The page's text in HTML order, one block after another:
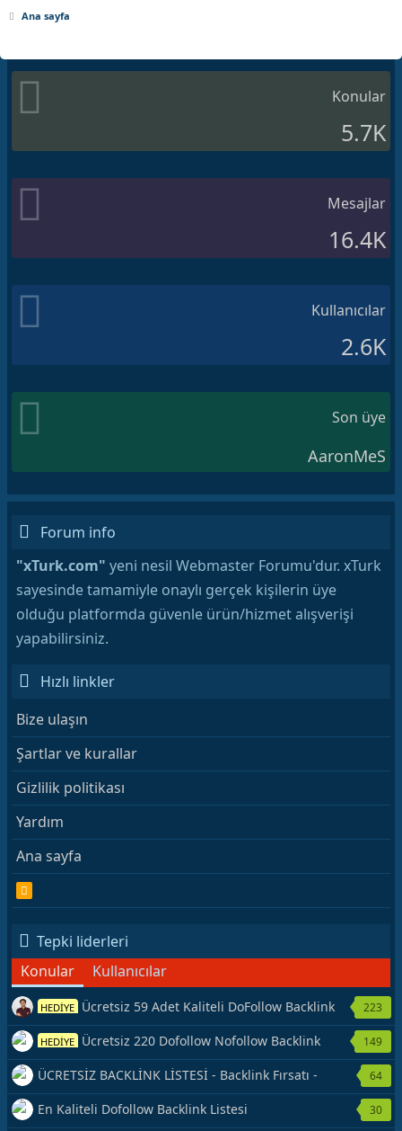
Ana sayfa
Konular
5.7K
Mesajlar
16.4K
Kullanıcılar
2.6K
Son üye
AaronMeS
Forum info
"xTurk.com" yeni nesil Webmaster Forumu'dur. xTurk
sayesinde tamamiyle onaylı gerçek kişilerin üye
olduğu platformda güvenle ürün/hizmet alışverişi
yapabilirsiniz.
Hızlı linkler
Bize ulaşın
Şartlar ve kurallar
Gizlilik politikası
Yardım
Ana sayfa
S
Tepki liderleri
Konular
Kullanıcılar
HEDİYE Ücretsiz 59 Adet Kaliteli DoFollow Backlink
Kaynağı Veriyorum.
223
HEDİYE Ücretsiz 220 Dofollow Nofollow Backlink
Veriyorum
149
ÜCRETSİZ BACKLİNK LİSTESİ - Backlink Fırsatı -
Hemen Yetiş!
64
En Kaliteli Dofollow Backlink Listesi 30